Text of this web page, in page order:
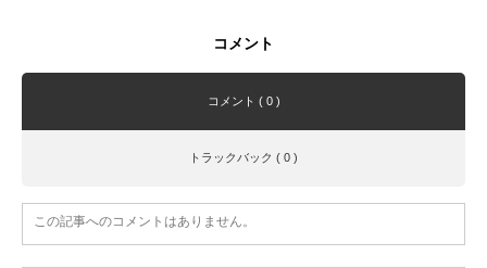
コメント
コメント ( 0 )
トラックバック ( 0 )
この記事へのコメントはありません。